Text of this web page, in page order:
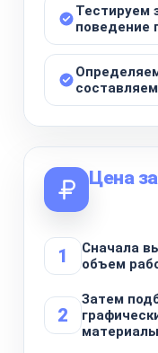
Тестируем
поведение
Цена
1
Сначала
объем
2
Затем
материалы